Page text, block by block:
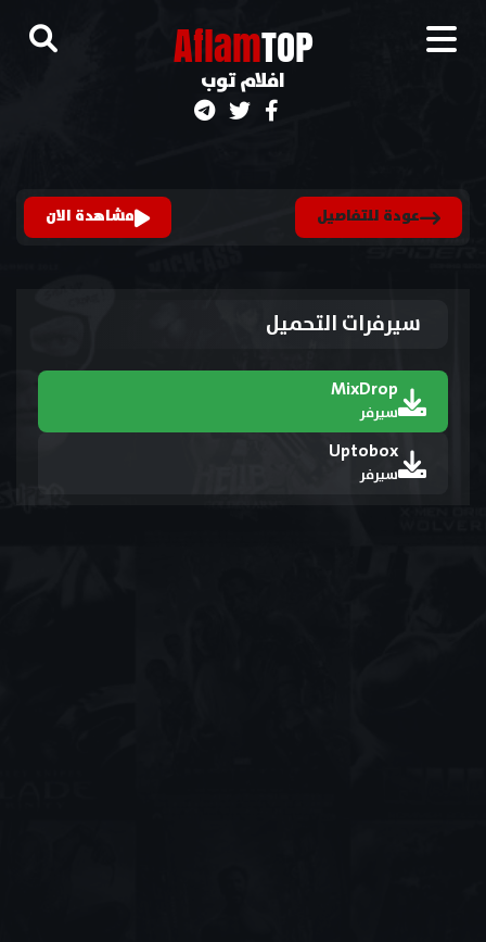
AflamTOP
افلام توب
عودة للتفاصيل مشاهدة الان
سيرفرات التحميل
MixDrop
سيرفر
Uptobox
سيرفر